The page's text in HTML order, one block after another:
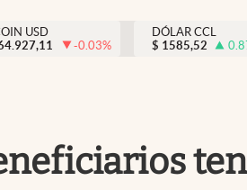
USD
-0.03%
DÓLAR CCL
$ 1585,52